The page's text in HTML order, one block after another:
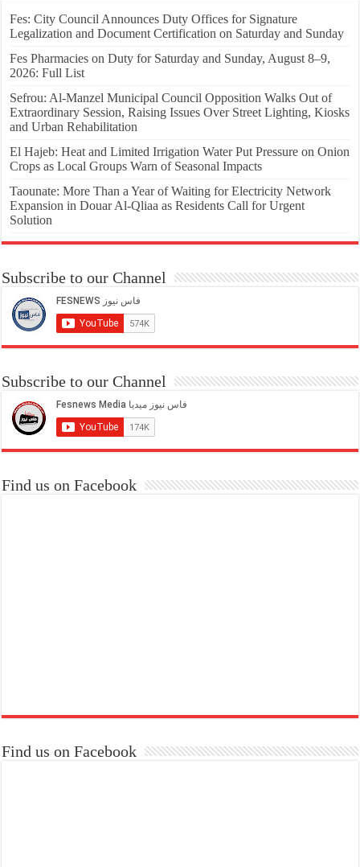
Fes: City Council Announces Duty Offices for Signature
Legalization and Document Certification on Saturday and Sunday
Fes Pharmacies on Duty for Saturday and Sunday, August 8–9,
2026: Full List
Sefrou: Al-Manzel Municipal Council Opposition Walks Out of
Extraordinary Session, Raising Issues Over Street Lighting, Kiosks
and Urban Rehabilitation
El Hajeb: Heat and Limited Irrigation Water Put Pressure on Onion
Crops as Local Groups Warn of Seasonal Impacts
Taounate: More Than a Year of Waiting for Electricity Network
Expansion in Douar Al-Qliaa as Residents Call for Urgent
Solution
Subscribe to our Channel
Subscribe to our Channel
Find us on Facebook
Find us on Facebook